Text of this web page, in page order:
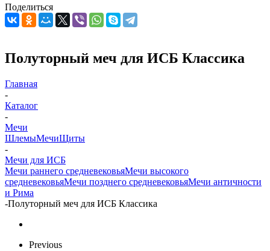
Поделиться
Полуторный меч для ИСБ Классика
Главная
-
Каталог
-
Мечи
ШлемыМечиЩиты
-
Мечи для ИСБ
Мечи раннего средневековьяМечи высокого
средневековьяМечи позднего средневековьяМечи античности
и Рима
-Полуторный меч для ИСБ Классика
Previous